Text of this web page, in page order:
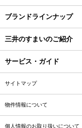
ブランドラインナップ
三井のすまいのご紹介
サービス・ガイド
サイトマップ
物件情報について
個人情報のお取り扱いについて